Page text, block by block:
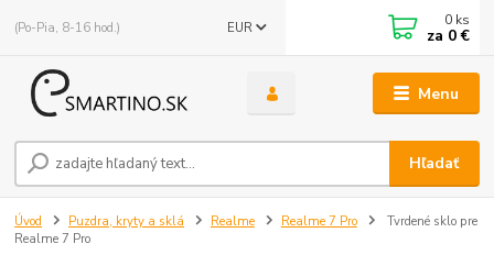
Menu
EUR
Hľadať
(Po-Pia, 8-16 hod.) 0 ks
za 0 €
Úvod Puzdra, kryty a sklá Realme Realme 7 Pro
Tvrdené sklo pre
Realme 7 Pro